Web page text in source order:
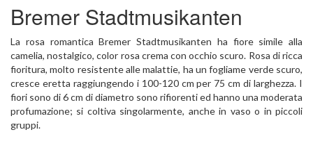
Bremer Stadtmusikanten
La rosa romantica Bremer Stadtmusikanten ha fiore simile alla
camelia, nostalgico, color rosa crema con occhio scuro. Rosa di ricca
fioritura, molto resistente alle malattie, ha un fogliame verde scuro,
cresce eretta raggiungendo i 100-120 cm per 75 cm di larghezza. I
fiori sono di 6 cm di diametro sono rifiorenti ed hanno una moderata
profumazione; si coltiva singolarmente, anche in vaso o in piccoli
gruppi.